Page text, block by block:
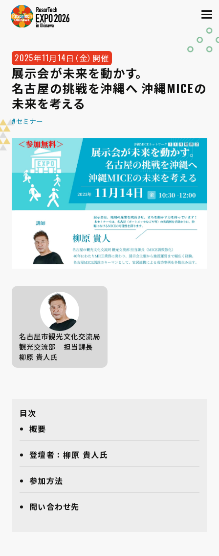
2025年11月14日（金）開催
展示会が未来を動かす。
名古屋の挑戦を沖縄へ 沖縄MICEの
未来を考える
#セミナー
名古屋市観光文化交流局
観光交流部 担当課長
柳原 貴人氏
目次
概要
登壇者 : 柳原 貴人氏
参加方法
問い合わせ先